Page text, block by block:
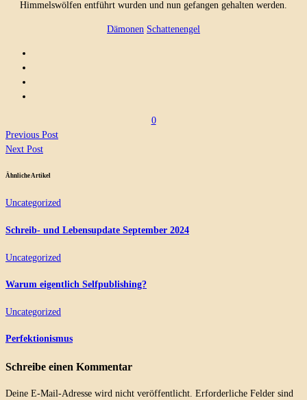
Himmelswölfen entführt wurden und nun gefangen gehalten werden.
Dämonen Schattenengel
0
Previous Post
Next Post
Ähnliche Artikel
Uncategorized
Schreib- und Lebensupdate September 2024
Uncategorized
Warum eigentlich Selfpublishing?
Uncategorized
Perfektionismus
Schreibe einen Kommentar
Deine E-Mail-Adresse wird nicht veröffentlicht. Erforderliche Felder sind